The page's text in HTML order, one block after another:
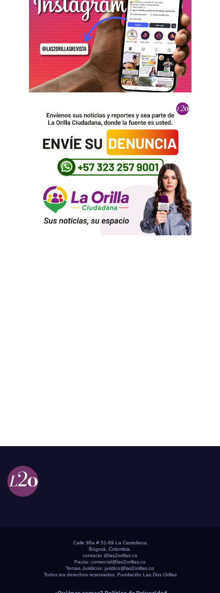
Calle 98a # 51-69 La Castellana
Bogotá, Colombia.
contacto @las2orillas.co
Pauta: comercial@las2orillas.co
Temas Juridicos: juridico@las2orillas.co
Todos los derechos reservados. Fundación Las Dos Orillas